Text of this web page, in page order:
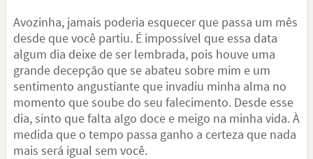
Avozinha, jamais poderia esquecer que passa um mês
desde que você partiu. É impossível que essa data
algum dia deixe de ser lembrada, pois houve uma
grande decepção que se abateu sobre mim e um
sentimento angustiante que invadiu minha alma no
momento que soube do seu falecimento. Desde esse
dia, sinto que falta algo doce e meigo na minha vida. À
medida que o tempo passa ganho a certeza que nada
mais será igual sem você.